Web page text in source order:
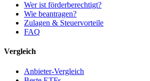
Wer ist förderberechtigt?
Wie beantragen?
Zulagen & Steuervorteile
FAQ
Vergleich
Anbieter-Vergleich